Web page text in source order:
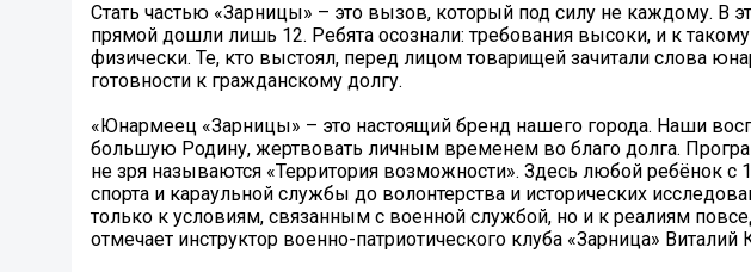
Стать частью «Зарницы» – это вызов, который под силу не каждому. В
прямой дошли лишь 12. Ребята осознали: требования высоки, и к
физически. Те, кто выстоял, перед лицом товарищей зачитали слова
готовности к гражданскому долгу.
«Юнармеец «Зарницы» – это настоящий бренд нашего города. Наши
большую Родину, жертвовать личным временем во благо долга.
не зря называются «Территория возможности». Здесь любой ребёнок с
спорта и караульной службы до волонтерства и исторических
только к условиям, связанным с военной службой, но и к реалиям
отмечает инструктор военно-патриотического клуба «Зарница» Виталий